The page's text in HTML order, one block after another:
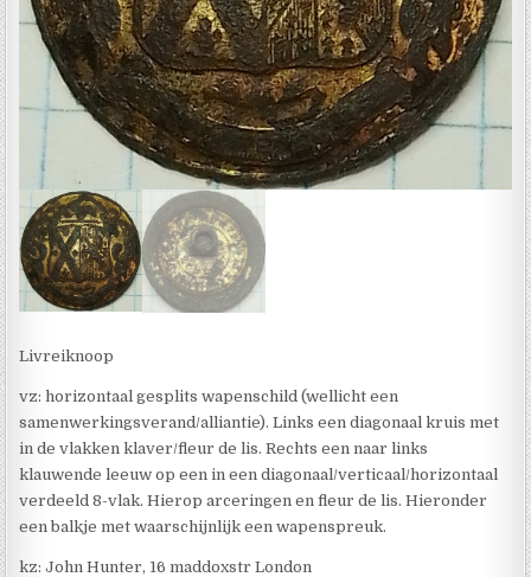
Livreiknoop
vz: horizontaal gesplits wapenschild (wellicht een
samenwerkingsverand/alliantie). Links een diagonaal kruis met
in de vlakken klaver/fleur de lis. Rechts een naar links
klauwende leeuw op een in een diagonaal/verticaal/horizontaal
verdeeld 8-vlak. Hierop arceringen en fleur de lis. Hieronder
een balkje met waarschijnlijk een wapenspreuk.
kz: John Hunter, 16 maddoxstr London